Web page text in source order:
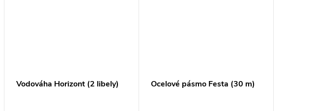
Vodováha Horizont (2 libely) Ocelové pásmo Festa (30 m)